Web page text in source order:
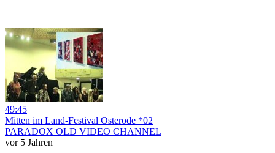
49:45
Mitten im Land-Festival Osterode *02
PARADOX OLD VIDEO CHANNEL
vor 5 Jahren